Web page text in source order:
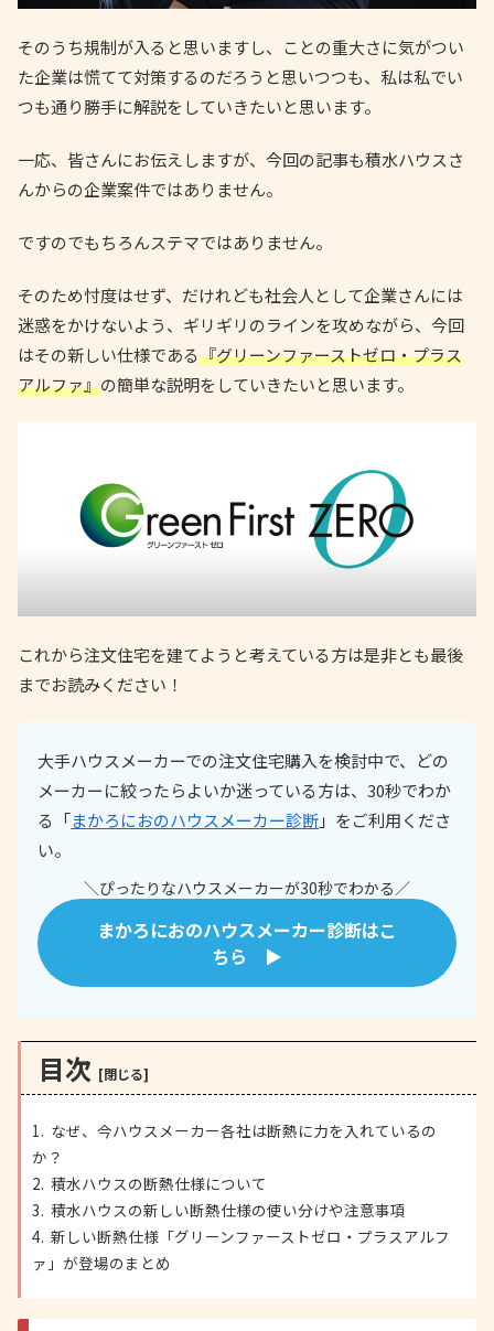
そのうち規制が入ると思いますし、ことの重大さに気がつい
た企業は慌てて対策するのだろうと思いつつも、私は私でい
つも通り勝手に解説をしていきたいと思います。
一応、皆さんにお伝えしますが、今回の記事も積水ハウスさ
んからの企業案件ではありません。
ですのでもちろんステマではありません。
そのため忖度はせず、だけれども社会人として企業さんには
迷惑をかけないよう、ギリギリのラインを攻めながら、今回
はその新しい仕様である『グリーンファーストゼロ・プラス
アルファ』の簡単な説明をしていきたいと思います。
これから注文住宅を建てようと考えている方は是非とも最後
までお読みください！
大手ハウスメーカーでの注文住宅購入を検討中で、どの
メーカーに絞ったらよいか迷っている方は、30秒でわか
る「まかろにおのハウスメーカー診断」をご利用くださ
い。
＼ぴったりなハウスメーカーが30秒でわかる／
まかろにおのハウスメーカー診断はこ
ちら ▶
目次
なぜ、今ハウスメーカー各社は断熱に力を入れているの
か？
積水ハウスの断熱仕様について
積水ハウスの新しい断熱仕様の使い分けや注意事項
新しい断熱仕様「グリーンファーストゼロ・プラスアルフ
ァ」が登場のまとめ